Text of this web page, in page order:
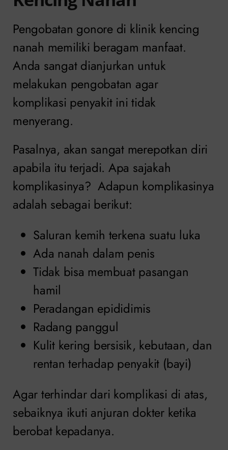
Pengobatan gonoredi klinik kencing
nanah memiliki beragam manfaat.
Anda sangat dianjurkan untuk
melakukan pengobatan agar
komplikasi penyakit ini tidak
menyerang.
Pasalnya, akan sangat merepotkan diri
apabila itu terjadi. Apa sajakah
komplikasinya? Adapun komplikasinya
adalah sebagai berikut:
Saluran kemih terkena suatu luka
Ada nanah dalam penis
Tidak bisa membuat pasangan
hamil
Peradangan epididimis
Radang panggul
Kulit kering bersisik, kebutaan, dan
rentan terhadap penyakit (bayi)
Agar terhindar dari komplikasi di atas,
sebaiknya ikuti anjuran dokter ketika
berobat kepadanya.